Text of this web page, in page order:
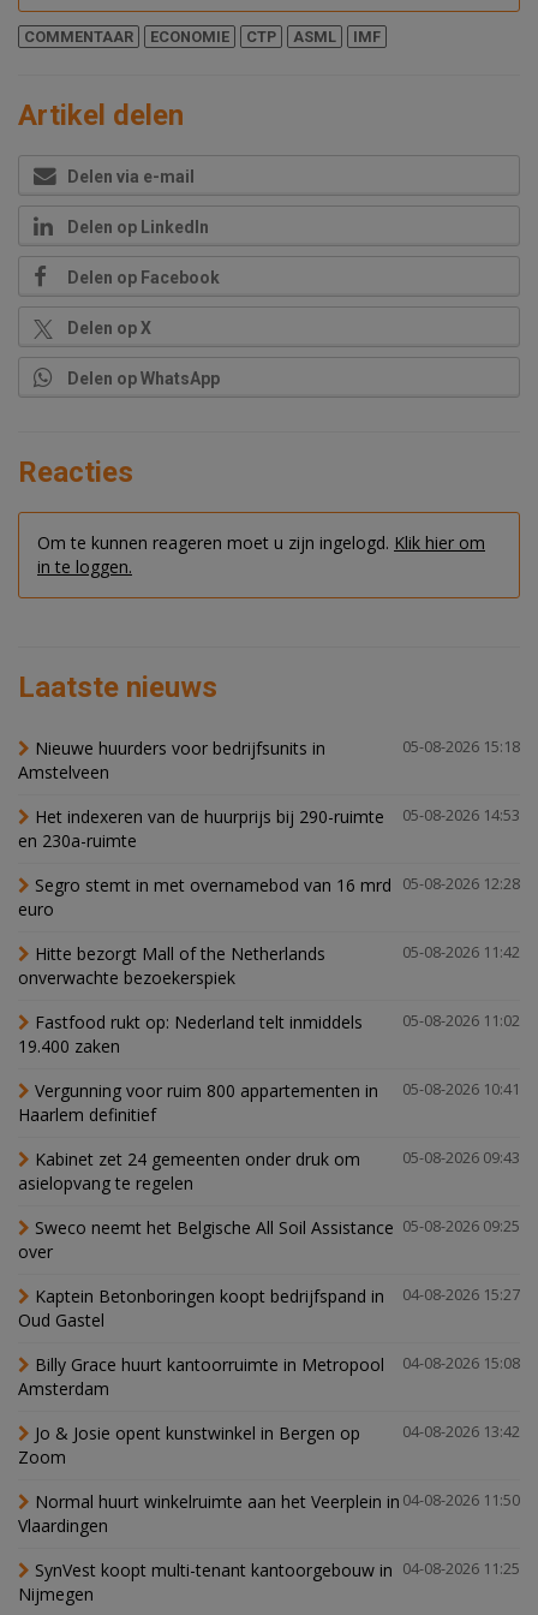
COMMENTAAR ECONOMIE CTP ASML IMF
Artikel delen
Delen via e-mail
Delen op LinkedIn
Delen op Facebook
Delen op X
Delen op WhatsApp
Reacties
Om te kunnen reageren moet u zijn ingelogd. Klik hier om
in te loggen.
Laatste nieuws
05-08-2026 15:18
Nieuwe huurders voor bedrijfsunits in
Amstelveen
05-08-2026 14:53
Het indexeren van de huurprijs bij 290-ruimte
en 230a-ruimte
05-08-2026 12:28
Segro stemt in met overnamebod van 16 mrd
euro
05-08-2026 11:42
Hitte bezorgt Mall of the Netherlands
onverwachte bezoekerspiek
05-08-2026 11:02
Fastfood rukt op: Nederland telt inmiddels
19.400 zaken
05-08-2026 10:41
Vergunning voor ruim 800 appartementen in
Haarlem definitief
05-08-2026 09:43
Kabinet zet 24 gemeenten onder druk om
asielopvang te regelen
05-08-2026 09:25
Sweco neemt het Belgische All Soil Assistance
over
04-08-2026 15:27
Kaptein Betonboringen koopt bedrijfspand in
Oud Gastel
04-08-2026 15:08
Billy Grace huurt kantoorruimte in Metropool
Amsterdam
04-08-2026 13:42
Jo & Josie opent kunstwinkel in Bergen op
Zoom
04-08-2026 11:50
Normal huurt winkelruimte aan het Veerplein in
Vlaardingen
04-08-2026 11:25
SynVest koopt multi-tenant kantoorgebouw in
Nijmegen